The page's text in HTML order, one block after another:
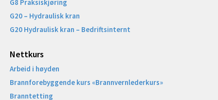
G8 Praksiskjøring
G20 – Hydraulisk kran
G20 Hydraulisk kran – Bedriftsinternt
Nettkurs
Arbeid i høyden
Brannforebyggende kurs «Brannvernlederkurs»
Branntetting